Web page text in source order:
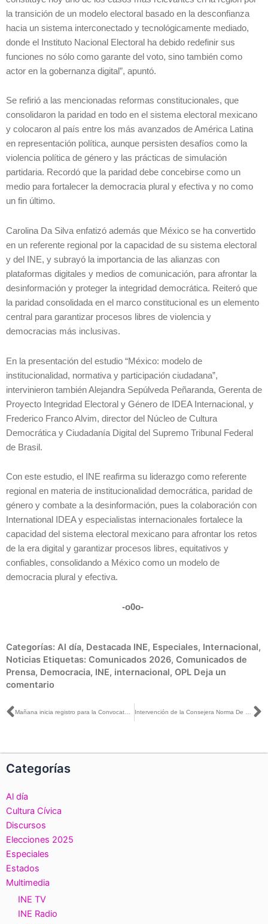
la transición de un modelo electoral basado en la desconfianza
hacia un sistema interconectado y tecnológicamente mediado,
donde el Instituto Nacional Electoral ha debido redefinir sus
funciones no sólo como garante del voto, sino también como
actor en la gobernanza digital”, apuntó.
Se refirió a las mencionadas reformas constitucionales, que
consolidaron la paridad en todo en el sistema electoral mexicano
y colocaron al país entre los más avanzados de América Latina
en representación política, aunque persisten desafíos como la
violencia política de género y las prácticas de simulación
partidaria. Recordó que la paridad debe concebirse como un
medio para fortalecer la democracia plural y efectiva y no como
un fin último.
Carolina Da Silva enfatizó además que México se ha convertido
en un referente regional por la capacidad de su sistema electoral
y del INE, y subrayó la importancia de las alianzas con
plataformas digitales y medios de comunicación, para afrontar la
desinformación y proteger la integridad democrática. Reiteró que
la paridad consolidada en el marco constitucional es un elemento
central para garantizar procesos libres de violencia y
democracias más inclusivas.
En la presentación del estudio “México: modelo de
institucionalidad, normativa y participación ciudadana”,
intervinieron también Alejandra Sepúlveda Peñaranda, Gerenta de
Proyecto Integridad Electoral y Género de IDEA Internacional, y
Frederico Franco Alvim, director del Núcleo de Cultura
Democrática y Ciudadanía Digital del Supremo Tribunal Federal
de Brasil.
Con este estudio, el INE reafirma su liderazgo como referente
regional en materia de institucionalidad democrática, paridad de
género y combate a la desinformación, pues la colaboración con
International IDEA y especialistas internacionales fortalece la
capacidad del sistema electoral mexicano para afrontar los retos
de la era digital y garantizar procesos libres, equitativos y
confiables, consolidando a México como un modelo de
democracia plural y efectiva.
-o0o-
Categorías: Al día, Destacada INE, Especiales, Internacional,
Noticias Etiquetas: Comunicados 2026, Comunicados de
Prensa, Democracia, INE, internacional, OPL Deja un
comentario
Ant
Categorías
Al día
Cultura Cívica
Discursos
Elecciones 2025
Especiales
Estados
Multimedia
INE TV
INE Radio